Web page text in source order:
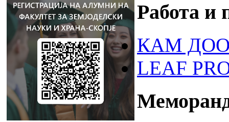
Работа и
КАМ ДОО
LEAF